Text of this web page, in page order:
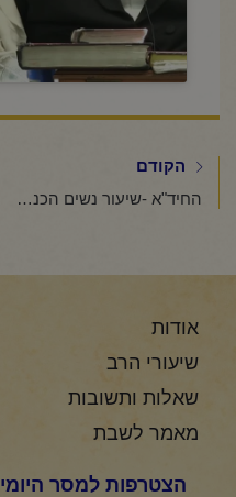
הקודם
החיד"א -שיעור נשים הכנה לפסח-אור לכ"ג אדר תשפ"ה
אודות
שיעורי הרב
שאלות ותשובות
מאמר לשבת
הצטרפות למסר היומי